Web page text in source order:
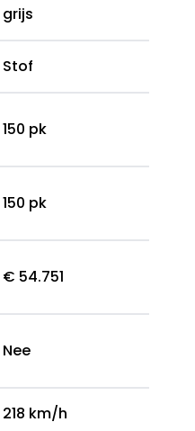
grijs
Stof
150 pk
150 pk
€ 54.751
Nee
218 km/h